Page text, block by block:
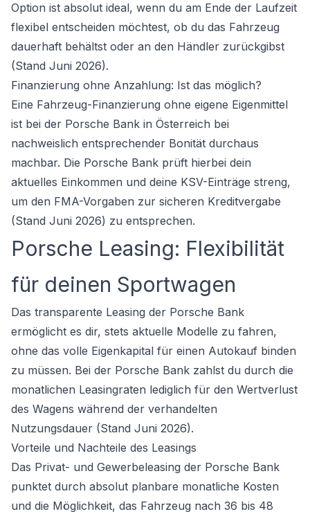
Option ist absolut ideal, wenn du am Ende der Laufzeit
flexibel entscheiden möchtest, ob du das Fahrzeug
dauerhaft behältst oder an den Händler zurückgibst
(Stand Juni 2026).
Finanzierung ohne Anzahlung: Ist das möglich?
Eine Fahrzeug-Finanzierung ohne eigene Eigenmittel
ist bei der Porsche Bank in Österreich bei
nachweislich entsprechender Bonität durchaus
machbar. Die Porsche Bank prüft hierbei dein
aktuelles Einkommen und deine KSV-Einträge streng,
um den FMA-Vorgaben zur sicheren Kreditvergabe
(Stand Juni 2026) zu entsprechen.
Porsche Leasing: Flexibilität
für deinen Sportwagen
Das transparente Leasing der Porsche Bank
ermöglicht es dir, stets aktuelle Modelle zu fahren,
ohne das volle Eigenkapital für einen Autokauf binden
zu müssen. Bei der Porsche Bank zahlst du durch die
monatlichen Leasingraten lediglich für den Wertverlust
des Wagens während der verhandelten
Nutzungsdauer (Stand Juni 2026).
Vorteile und Nachteile des Leasings
Das Privat- und Gewerbeleasing der Porsche Bank
punktet durch absolut planbare monatliche Kosten
und die Möglichkeit, das Fahrzeug nach 36 bis 48